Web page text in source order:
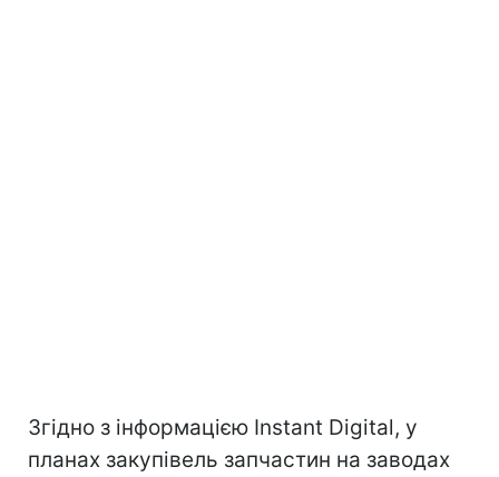
Згідно з інформацією Instant Digital, у
планах закупівель запчастин на заводах